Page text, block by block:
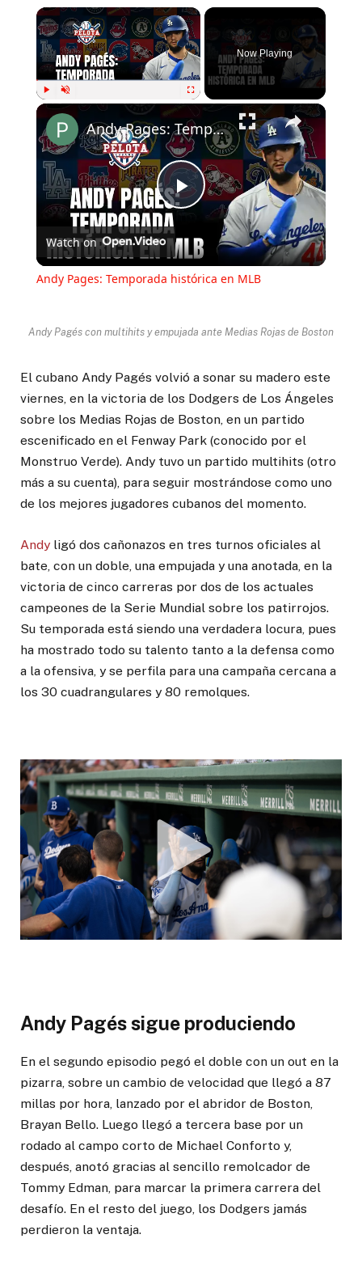
Play
Now Playing
Play
Video
Andy Pages: Temporada histórica en MLB
Watch on
Andy Pages: Temporada histórica en MLB
Andy Pagés con multihits y empujada ante Medias Rojas de Boston
El cubano Andy Pagés volvió a sonar su madero este
viernes, en la victoria de los Dodgers de Los Ángeles
sobre los Medias Rojas de Boston, en un partido
escenificado en el Fenway Park (conocido por el
Monstruo Verde). Andy tuvo un partido multihits (otro
más a su cuenta), para seguir mostrándose como uno
de los mejores jugadores cubanos del momento.
Andy ligó dos cañonazos en tres turnos oficiales al
bate, con un doble, una empujada y una anotada, en la
victoria de cinco carreras por dos de los actuales
campeones de la Serie Mundial sobre los patirrojos.
Su temporada está siendo una verdadera locura, pues
ha mostrado todo su talento tanto a la defensa como
a la ofensiva, y se perfila para una campaña cercana a
los 30 cuadrangulares y 80 remolques.
Andy Pagés sigue produciendo
En el segundo episodio pegó el doble con un out en la
pizarra, sobre un cambio de velocidad que llegó a 87
millas por hora, lanzado por el abridor de Boston,
Brayan Bello. Luego llegó a tercera base por un
rodado al campo corto de Michael Conforto y,
después, anotó gracias al sencillo remolcador de
Tommy Edman, para marcar la primera carrera del
desafío. En el resto del juego, los Dodgers jamás
perdieron la ventaja.